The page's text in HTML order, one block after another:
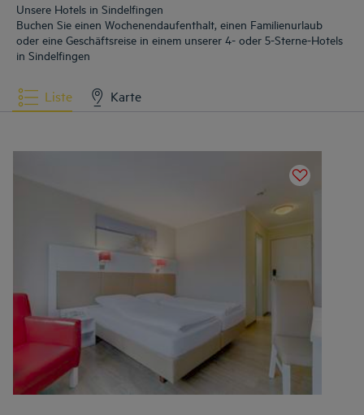
Unsere Hotels in Sindelfingen
Buchen Sie einen Wochenendaufenthalt, einen Familienurlaub
oder eine Geschäftsreise in einem unserer 4- oder 5-Sterne-Hotels
in Sindelfingen
Liste Karte